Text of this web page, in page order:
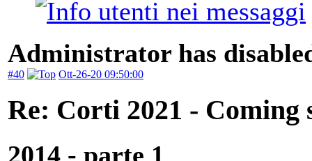
Administrator has
#40 Ott-26-20 09:50:00
Re: Corti 2021 - Coming
2014 - parte 1